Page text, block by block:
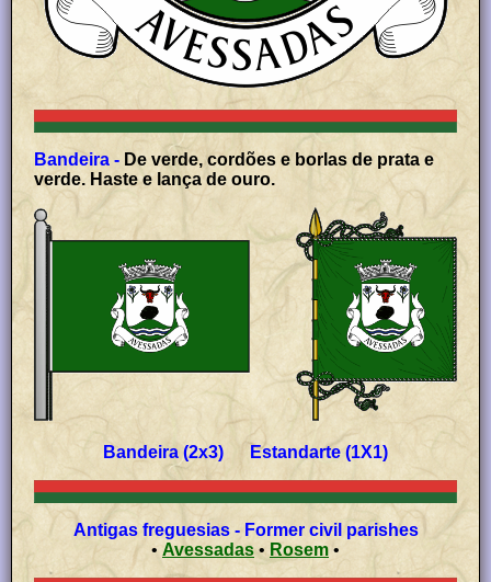
Bandeira -
verde. Haste e lança de ouro.
Bandeira (2x3) Estandarte (1X1)
Antigas freguesias - Former civil parishes
• Avessadas• Rosem•